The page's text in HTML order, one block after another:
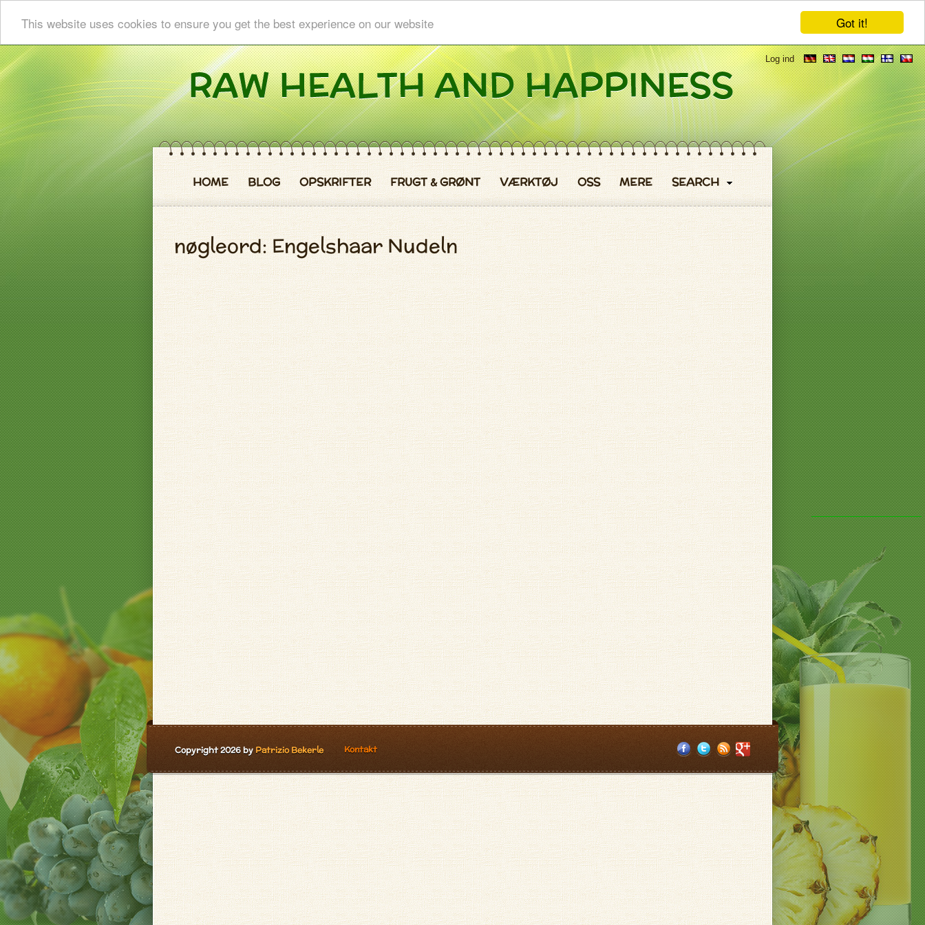
Got it!
This website uses cookies to ensure you get the best experience on our website
Log ind
HOME BLOG OPSKRIFTER FRUGT & GRØNT VÆRKTØJ OSS MERE SEARCH
nøgleord: Engelshaar Nudeln
Copyright 2026 by Patrizio Bekerle Kontakt